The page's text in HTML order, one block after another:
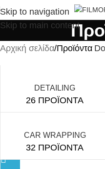
Skip to navigation
Skip to main content
Αρχική σελίδα Προϊόντα
DETAILING
26 ΠΡΟΪΟΝΤΑ
CAR WRAPPING
32 ΠΡΟΪΟΝΤΑ